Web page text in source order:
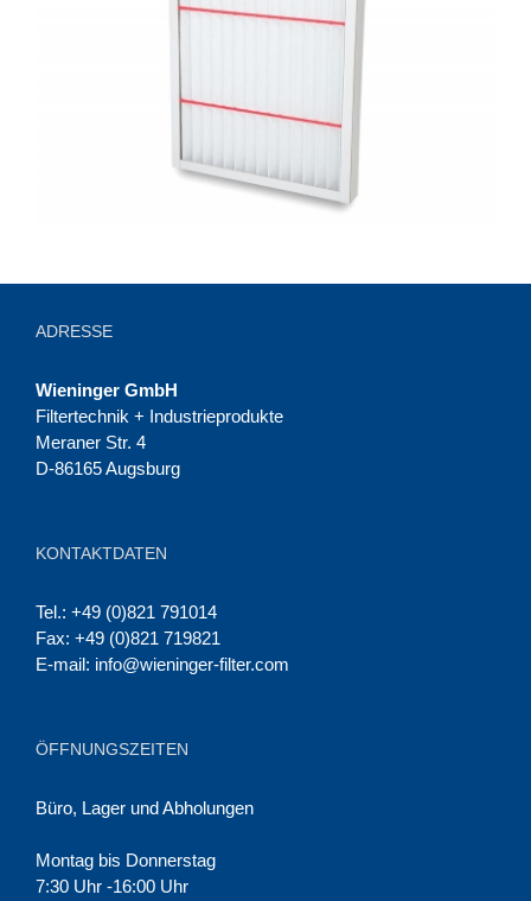
ADRESSE
Wieninger GmbH
Filtertechnik + Industrieprodukte
Meraner Str. 4
D-86165 Augsburg
KONTAKTDATEN
Tel.: +49 (0)821 791014
Fax: +49 (0)821 719821
E-mail: info@wieninger-filter.com
ÖFFNUNGSZEITEN
Büro, Lager und Abholungen
Montag bis Donnerstag
7:30 Uhr -16:00 Uhr